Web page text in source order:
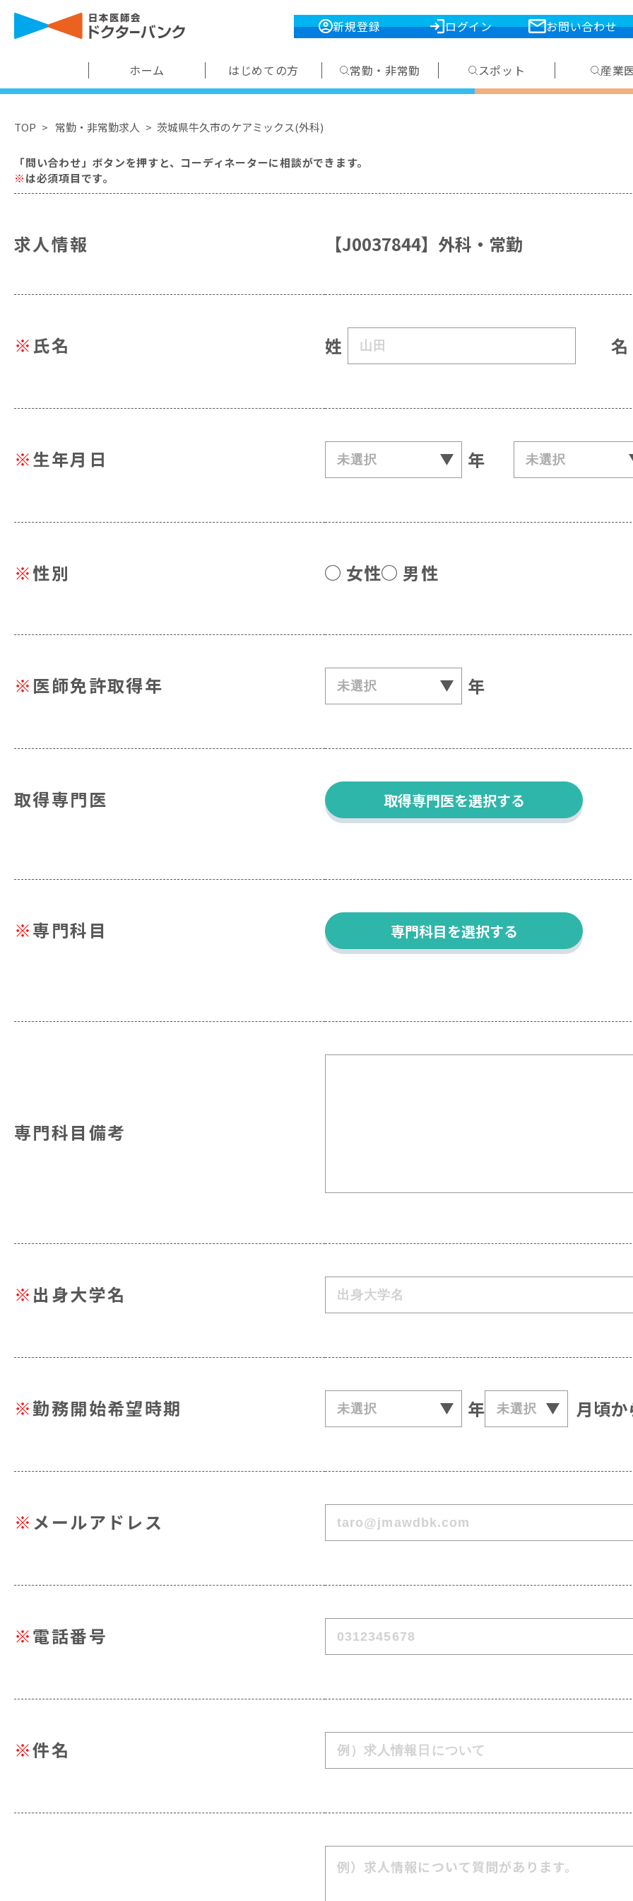
新規登録 ログイン お問い合わせ
ホーム はじめての方 常勤・非常勤 スポット 産業
TOP 常勤・非常勤求人 茨城県牛久市のケアミックス(外科)
「問い合わせ」ボタンを押すと、コーディネーターに相談ができます。
※は必須項目です。
求人情報 【J0037844】外科・常勤
※氏名 姓 名
※生年月日 年
※性別 女性 男性
※ 医師免許取得年 年
取得専門医 取得専門医を選択する
※専門科目 専門科目を選択する
専門科目備考
※ 出身大学名
※勤務開始希望時期 年 月頃か
※ メールアドレス
※電話番号
※件名